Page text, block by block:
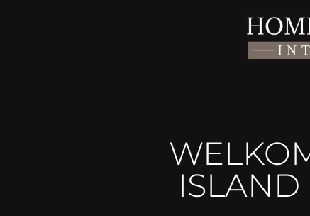
ISLAND